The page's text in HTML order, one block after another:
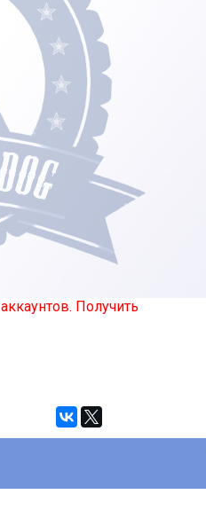
аккаунтов. Получить